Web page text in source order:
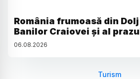
România frumoasă din
Banilor Craiovei și al
06.08.2026
Turism